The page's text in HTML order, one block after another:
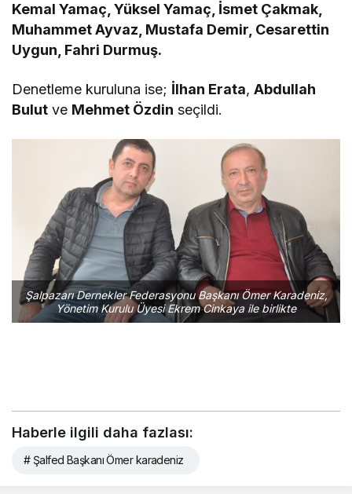
Kemal Yamaç, Yüksel Yamaç, İsmet Çakmak,
Muhammet Ayvaz, Mustafa Demir, Cesarettin
Uygun, Fahri Durmuş.
Denetleme kuruluna ise; İlhan Erata,Abdullah
Bulut ve Mehmet Özdin seçildi.
Şalpazarı Dernekler Federasyonu Başkanı Ömer Karadeniz,
Yönetim Kurulu Üyesi Ekrem Cinkaya ile birlikte
Haberle ilgili daha fazlası:
# Şalfed Başkanı Ömer karadeniz